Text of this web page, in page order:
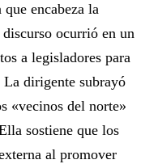
encabeza la
ocurrió en un
a legisladores para
dirigente subrayó
«vecinos del norte»
sostiene que los
al promover